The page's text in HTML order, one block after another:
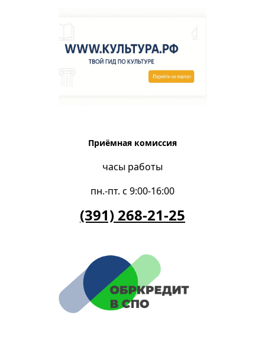
Приёмная комиссия
часы работы
пн.-пт. с 9:00-16:00
(391) 268-21-25